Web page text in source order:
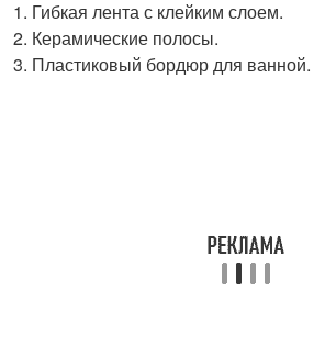
Гибкая лента с клейким слоем.
Керамические полосы.
Пластиковый бордюр для ванной.